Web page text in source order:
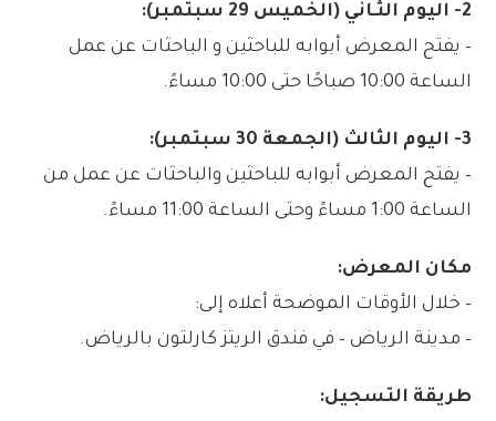
2- اليوم الثـاني (الخميس 29 سبتمبر):
– يفتح المعرض أبوابه للباحثين و الباحثات عن عمل
الساعة 10:00 صباحًا حتى 10:00 مساءً.
3- اليوم الثالث (الجمعة 30 سبتمبر):
– يفتح المعرض أبوابه للباحثين والباحثات عن عمل من
الساعة 1:00 مساءً وحتى الساعة 11:00 مساءً.
مكان المعرض:
– خلال الأوقات الموضحة أعلاه إلى:
– مدينة الرياض – في فندق الريتز كارلتون بالرياض.
طريقة التسجيل: